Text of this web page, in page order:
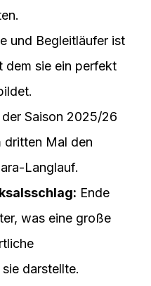
und Begleitläufer ist
dem sie ein perfekt
der Saison 2025/26
dritten Mal den
Langlauf.
Ende
was eine große
darstellte.